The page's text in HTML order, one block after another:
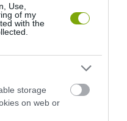
Use,
of my
with the
storage
on web or
CSAK A RITKASÁGOK
VANNAK: A
MADARAK ÉS